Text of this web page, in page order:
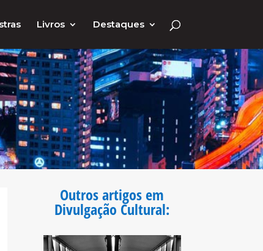
Livros Destaques
Outros artigos em
Divulgação Cultural: